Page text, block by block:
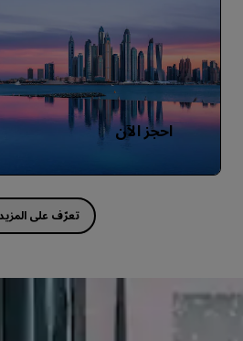
احجز الآن
‏‫تعرّف على المزيد‬